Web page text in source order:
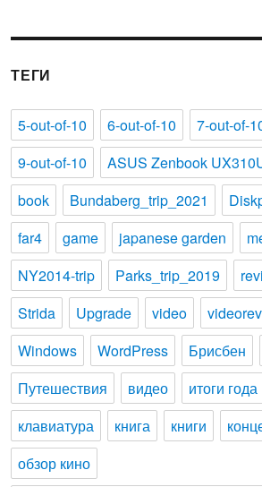
ТЕГИ
5-out-of-10 6-out-of-10 7-out-of-
9-out-of-10
ASUS Zenbook
book
Bundaberg_trip_2021
far4
game japanese garden
NY2014-trip
Parks_trip_2019
Strida
Upgrade video
Windows
WordPress Брисбен
Путешествия
видео итоги года
клавиатура
книга книги
обзор кино